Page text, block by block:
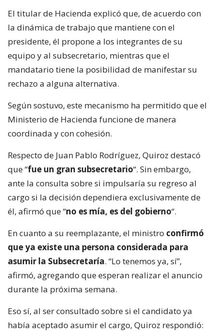
El titular de Hacienda explicó que, de acuerdo con
la dinámica de trabajo que mantiene con el
presidente, él propone a los integrantes de su
equipo y al subsecretario, mientras que el
mandatario tiene la posibilidad de manifestar su
rechazo a alguna alternativa.
Según sostuvo, este mecanismo ha permitido que el
Ministerio de Hacienda funcione de manera
coordinada y con cohesión.
Respecto de Juan Pablo Rodríguez, Quiroz destacó
que “fue un gran subsecretario“. Sin embargo,
ante la consulta sobre si impulsaría su regreso al
cargo si la decisión dependiera exclusivamente de
él, afirmó que “no es mía, es del gobierno“.
En cuanto a su reemplazante, el ministro confirmó
que ya existe una persona considerada para
asumir la Subsecretaría. “Lo tenemos ya, sí”,
afirmó, agregando que esperan realizar el anuncio
durante la próxima semana.
Eso sí, al ser consultado sobre si el candidato ya
había aceptado asumir el cargo, Quiroz respondió: